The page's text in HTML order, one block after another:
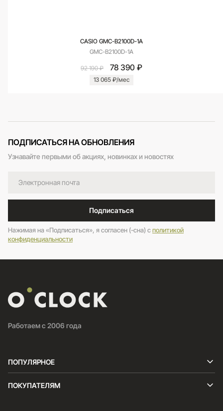
CASIO GMC-B2100D-1A
GMC-B2100D-1A
92 190 ₽ 78 390 ₽
13 065 ₽/мес
ПОДПИСАТЬСЯ НА ОБНОВЛЕНИЯ
Узнавайте первыми об акциях, новинках и новостях
Подписаться
Нажимая на «Подписаться», я согласен (-сна) cполитикой
конфиденциальности
Работаем с 2006 года
ПОПУЛЯРНОЕ
ПОКУПАТЕЛЯМ